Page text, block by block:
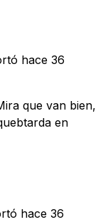
hace 36
que van bien,
en
hace 36